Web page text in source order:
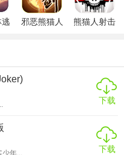
勇闯民国，你将会拥有更
，各种真相需要你来寻
开一场斗智斗勇的作战，
邪恶熊猫人
熊猫人射击
下载
菜单版 《剑客少年...
下载